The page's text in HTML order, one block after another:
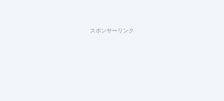
スポンサーリンク